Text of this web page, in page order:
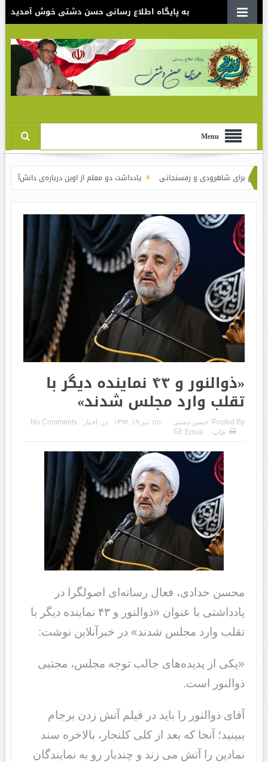
به پایگاه اطلاع رسانی حسن دشتی خوش آمدید
Menu
شاهرودی و رفسنجانی یادداشت دو معلم از اوین درباره‌ی دانش‌آموزانی که
«ذوالنور و ۴۳ نماینده دیگر با
تقلب وارد مجلس شدند»
Posted By: حسن دشتی on: تیر ۱۹, ۱۳۹۷ در: اخبار
No Comments
چاپ
Email
محسن حدادی، فعال رسانه‌ای اصولگرا در
یادداشتی با عنوان «ذوالنور و ۴۳ نماینده دیگر با
تقلب وارد مجلس شدند» در خبرآنلاین نوشت:
«یکی از پدیده‌های جالب توجه مجلس، مجتبی
ذوالنور است.
آقای ذوالنور را باید در فیلم آتش زدن برجام
ببینید؛ آنجا که بعد از کلی کلنجار، بالاخره سند
نمادین را آتش می زند و چندبار رو به نمایندگان